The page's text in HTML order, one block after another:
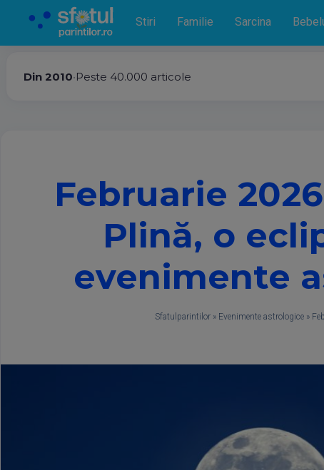
Stiri Familie Sarcina
Din 2010•Peste 40.000 articole
Februarie
Plină, o
evenimente
Sfatulparintilor » Evenimente astrologice »